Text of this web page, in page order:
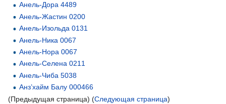
Анель-Дора 4489
Анель-Жастин 0200
Анель-Изольда 0131
Анель-Ника 0067
Анель-Нора 0067
Анель-Селена 0211
Анель-Чиба 5038
Анз’хайм Балу 000466
(Предыдущая страница) (Следующая страница)